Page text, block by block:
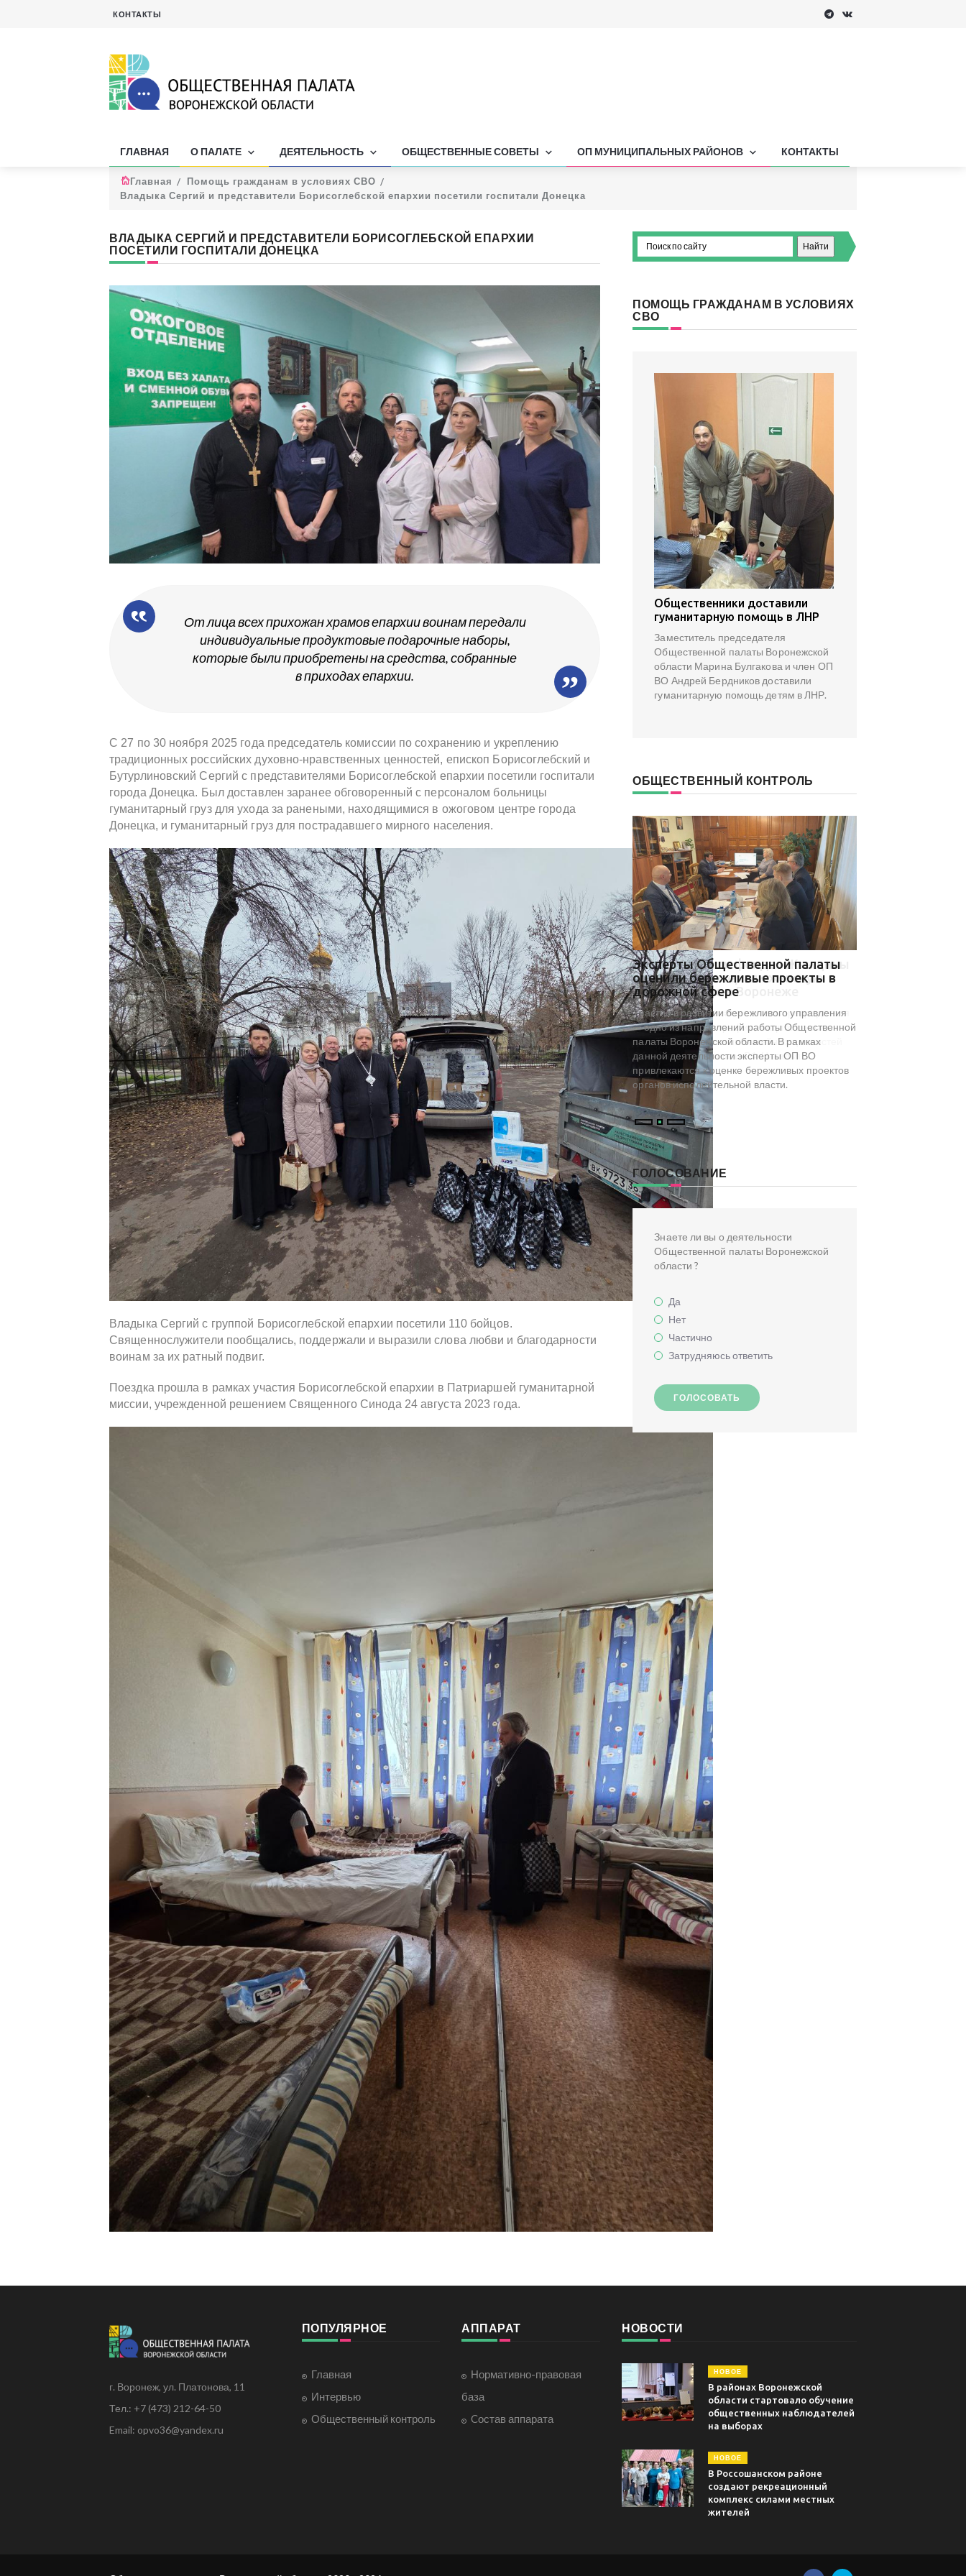
КОНТАКТЫ
ГЛАВНАЯ О ПАЛАТЕ ДЕЯТЕЛЬНОСТЬ ОБЩЕСТВЕННЫЕ СОВЕТЫ ОП МУНИЦИПАЛЬНЫХ РАЙОНОВ КОНТАКТЫ
Главная
Помощь гражданам в условиях СВО
Владыка Сергий и представители Борисоглебской епархии посетили госпитали Донецка
ВЛАДЫКА СЕРГИЙ И ПРЕДСТАВИТЕЛИ БОРИСОГЛЕБСКОЙ ЕПАРХИИ
ПОСЕТИЛИ ГОСПИТАЛИ ДОНЕЦКА
От лица всех прихожан храмов епархии воинам передали
индивидуальные продуктовые подарочные наборы,
которые были приобретены на средства, собранные
в приходах епархии.
С 27 по 30 ноября 2025 года председатель комиссии по сохранению и укреплению
традиционных российских духовно-нравственных ценностей, епископ Борисоглебский и
Бутурлиновский Сергий с представителями Борисоглебской епархии посетили госпитали
города Донецка. Был доставлен заранее обговоренный с персоналом больницы
гуманитарный груз для ухода за ранеными, находящимися в ожоговом центре города
Донецка, и гуманитарный груз для пострадавшего мирного населения.
Владыка Сергий с группой Борисоглебской епархии посетили 110 бойцов.
Священнослужители пообщались, поддержали и выразили слова любви и благодарности
воинам за их ратный подвиг.
Поездка прошла в рамках участия Борисоглебской епархии в Патриаршей гуманитарной
миссии, учрежденной решением Священного Синода 24 августа 2023 года.
ПОМОЩЬ ГРАЖДАНАМ В УСЛОВИЯХ
СВО
Общественники доставили
гуманитарную помощь в ЛНР
Заместитель председателя
Общественной палаты Воронежской
области Марина Булгакова и член ОП
ВО Андрей Бердников доставили
гуманитарную помощь детям в ЛНР.
ОБЩЕСТВЕННЫЙ КОНТРОЛЬ
Представители фонда «Женщины
за жизнь» проверили женскую
консультацию в Воронеже
Фонд возглавляет заместитель председателя
комиссии по демографии, защите семьи,
детей и традиционных семейных ценностей
Общественной палаты РФ Наталья
Москвитина.
Эксперты Общественной палаты
оценили бережливые проекты в
дорожной сфере
Участие в развитии бережливого управления
— одно из направлений работы Общественной
палаты Воронежской области. В рамках
данной деятельности эксперты ОП ВО
привлекаются к оценке бережливых проектов
органов исполнительной власти.
ГОЛОСОВАНИЕ
Знаете ли вы о деятельности
Общественной палаты Воронежской
области ?
Да
Нет
Частично
Затрудняюсь ответить
ГОЛОСОВАТЬ
г. Воронеж, ул. Платонова, 11
Тел.: +7 (473) 212-64-50
Email: opvo36@yandex.ru
ПОПУЛЯРНОЕ
Главная
Интервью
Общественный контроль
АППАРАТ
Нормативно-правовая
база
Cостав аппарата
НОВОСТИ
НОВОЕ
В районах Воронежской
области стартовало обучение
общественных наблюдателей
на выборах
НОВОЕ
В Россошанском районе
создают рекреационный
комплекс силами местных
жителей